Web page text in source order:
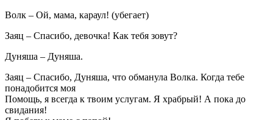
Волк – Ой, мама, караул! (убегает)
Заяц – Спасибо, девочка! Как тебя зовут?
Дуняша – Дуняша.
Заяц – Спасибо, Дуняша, что обманула Волка. Когда тебе
понадобится моя
Помощь, я всегда к твоим услугам. Я храбрый! А пока до
свидания!